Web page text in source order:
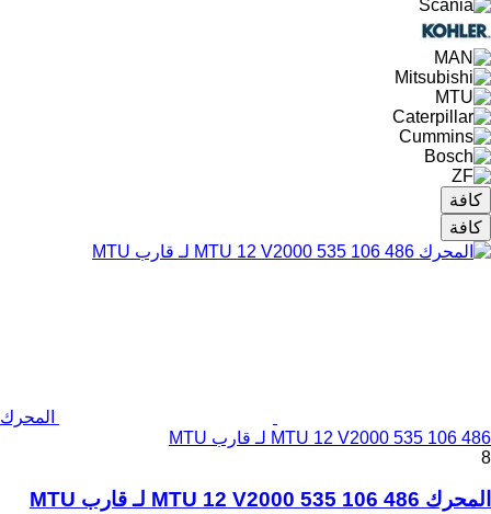
كافة
كافة
المحرك
MTU 12 V2000 535 106 486 لـ قارب MTU
8
المحرك MTU 12 V2000 535 106 486 لـ قارب MTU